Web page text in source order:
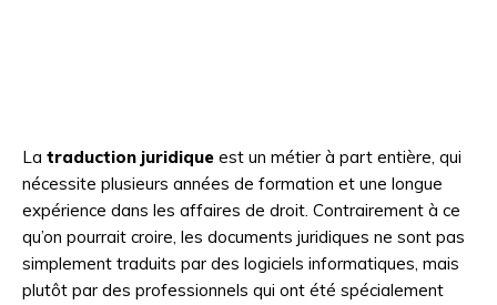
La traduction juridique est un métier à part entière, qui
nécessite plusieurs années de formation et une longue
expérience dans les affaires de droit. Contrairement à ce
qu’on pourrait croire, les documents juridiques ne sont pas
simplement traduits par des logiciels informatiques, mais
plutôt par des professionnels qui ont été spécialement